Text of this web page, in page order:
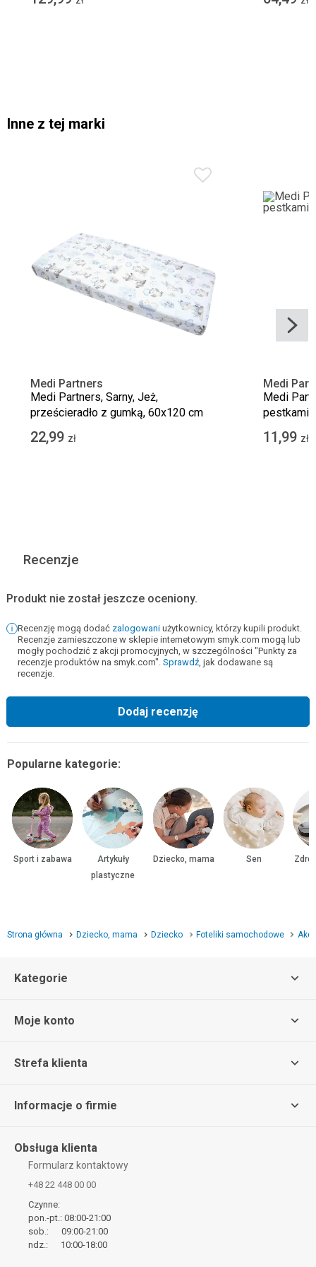
m
Inne z tej marki
Medi Partners
Medi Partners, Sarny, Jeż,
prześcieradło z gumką, 60x120 cm
22,99 zł
Medi
Medi
pestkami
11,99 zł
Recenzje
Produkt nie został jeszcze oceniony.
Recenzję mogą dodać zalogowani użytkownicy, którzy kupili produkt.
Recenzje zamieszczone w sklepie internetowym smyk.com mogą lub
mogły pochodzić z akcji promocyjnych, w szczególności "Punkty za
recenzje produktów na smyk.com". Sprawdź, jak dodawane są
recenzje.
Dodaj recenzję
Popularne kategorie:
Sport i zabawa
Artykuły
plastyczne
Dziecko, mama Sen
Strona główna Dziecko, mama Dziecko Foteliki samochodowe
Kategorie
Moje konto
Strefa klienta
Informacje o firmie
Obsługa klienta
Formularz kontaktowy
+48 22 448 00 00
Czynne:
pon.-pt.: 08:00-21:00
sob.: 09:00-21:00
ndz.: 10:00-18:00